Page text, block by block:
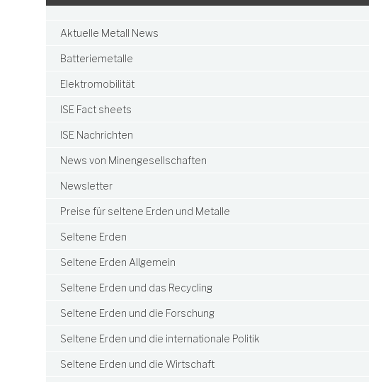
Aktuelle Metall News
Batteriemetalle
Elektromobilität
ISE Fact sheets
ISE Nachrichten
News von Minengesellschaften
Newsletter
Preise für seltene Erden und Metalle
Seltene Erden
Seltene Erden Allgemein
Seltene Erden und das Recycling
Seltene Erden und die Forschung
Seltene Erden und die internationale Politik
Seltene Erden und die Wirtschaft